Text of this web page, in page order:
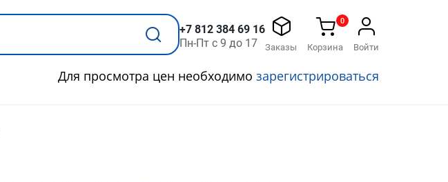
+7 812 384 69 16
Пн-Пт с 9 до 17
Заказы
0
Корзина Войти
Для просмотра цен необходимо зарегистрироваться